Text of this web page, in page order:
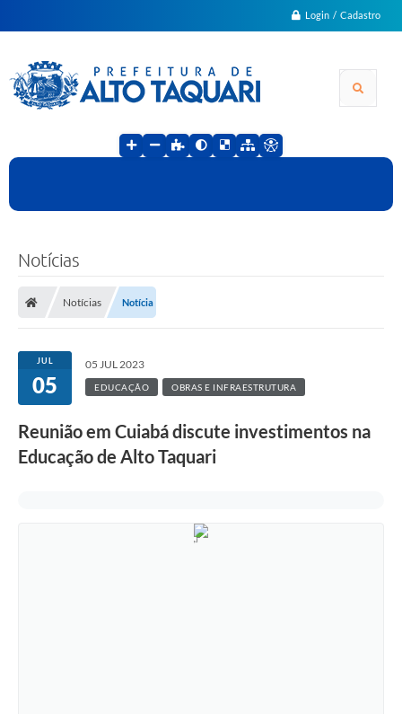
Login / Cadastro
Notícias
Notícias Notícia
JUL
05
05 JUL 2023
EDUCAÇÃO OBRAS E INFRAESTRUTURA
Reunião em Cuiabá discute investimentos na
Educação de Alto Taquari